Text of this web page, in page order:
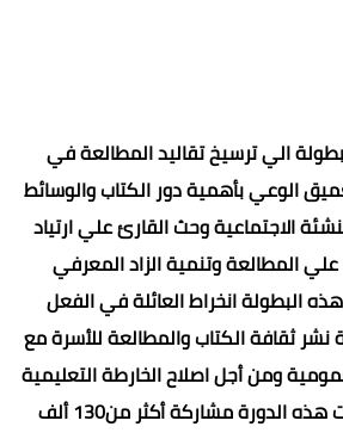
الي ترسيخ تقاليد المطالعة في
الوعي بأهمية دور الكتاب والوسائط
الاجتماعية وحث القارئ علي ارتياد
المطالعة وتنمية الزاد المعرفي
البطولة انخراط العائلة في الفعل
نشر ثقافة الكتاب والمطالعة للأسرة مع
ومن أجل اصلاح الخارطة التعليمية
والتربوية ولقد سجلت هذه الدورة مشاركة أكثر من130 ألف